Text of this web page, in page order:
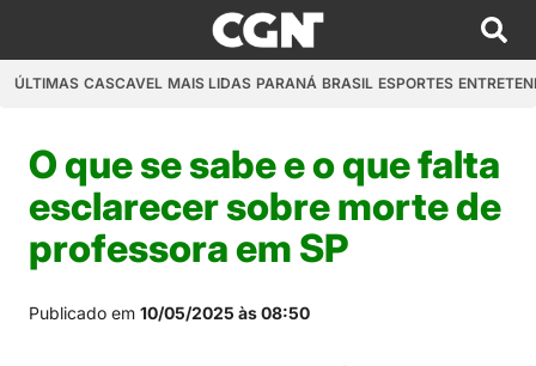
ÚLTIMAS CASCAVEL MAIS LIDAS PARANÁ BRASIL ESPORTES
O que se sabe e o que falta
esclarecer sobre morte de
professora em SP
Publicado em 10/05/2025 às 08:50